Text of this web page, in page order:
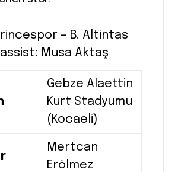
– B. Altintas
Musa Aktaş
Gebze Alaettin
Kurt Stadyumu
(Kocaeli)
Mertcan
Erölmez